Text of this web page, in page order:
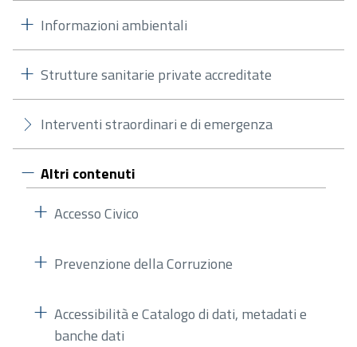
Informazioni ambientali
Strutture sanitarie private accreditate
Interventi straordinari e di emergenza
Altri contenuti
Accesso Civico
Prevenzione della Corruzione
Accessibilità e Catalogo di dati, metadati e
banche dati